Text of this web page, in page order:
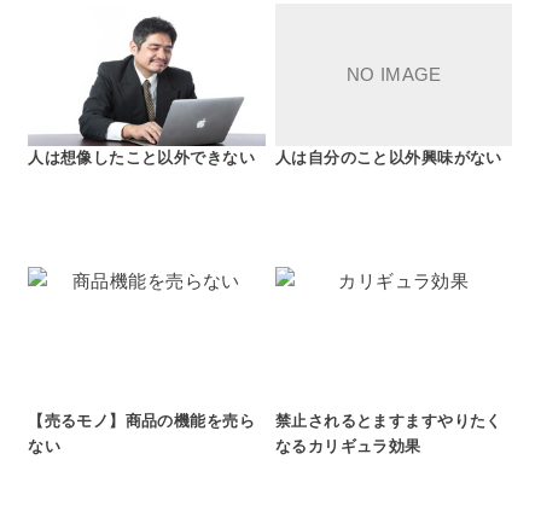
人は想像したこと以外できない 人は自分のこと以外興味がない
【売るモノ】商品の機能を売ら
ない
禁止されるとますますやりたく
なるカリギュラ効果